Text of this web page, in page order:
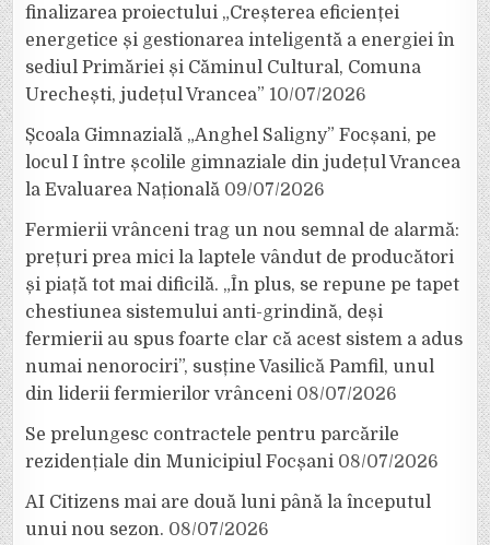
finalizarea proiectului „Creșterea eficienței
energetice și gestionarea inteligentă a energiei în
sediul Primăriei și Căminul Cultural, Comuna
Urechești, județul Vrancea” 10/07/2026
Școala Gimnazială „Anghel Saligny” Focșani, pe
locul I între școlile gimnaziale din județul Vrancea
la Evaluarea Națională 09/07/2026
Fermierii vrânceni trag un nou semnal de alarmă:
prețuri prea mici la laptele vândut de producători
și piață tot mai dificilă. „În plus, se repune pe tapet
chestiunea sistemului anti-grindină, deși
fermierii au spus foarte clar că acest sistem a adus
numai nenorociri”, susține Vasilică Pamfil, unul
din liderii fermierilor vrânceni 08/07/2026
Se prelungesc contractele pentru parcările
rezidențiale din Municipiul Focșani 08/07/2026
AI Citizens mai are două luni până la începutul
unui nou sezon. 08/07/2026